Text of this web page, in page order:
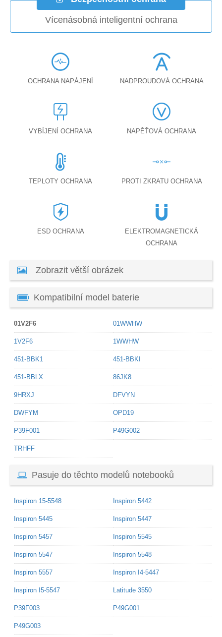
Vícenásobná inteligentní ochrana
OCHRANA NAPÁJENÍ NADPROUDOVÁ OCHRANA
VYBÍJENÍ OCHRANA NAPĚŤOVÁ OCHRANA
TEPLOTY OCHRANA PROTI ZKRATU OCHRANA
ESD OCHRANA
ELEKTROMAGNETICKÁ
OCHRANA
Zobrazit větší obrázek
Kompatibilní model baterie
01V2F6 01WWHW
1V2F6 1WWHW
451-BBK1 451-BBKI
451-BBLX 86JK8
9HRXJ DFVYN
DWFYM OPD19
P39F001 P49G002
TRHFF
Pasuje do těchto modelů notebooků
Inspiron 15-5548 Inspiron 5442
Inspiron 5445 Inspiron 5447
Inspiron 5457 Inspiron 5545
Inspiron 5547 Inspiron 5548
Inspiron 5557 Inspiron I4-5447
Inspiron I5-5547 Latitude 3550
P39F003 P49G001
P49G003